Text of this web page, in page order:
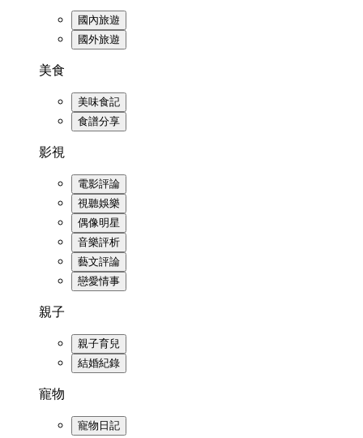
國內旅遊
國外旅遊
美食
美味食記
食譜分享
影視
電影評論
視聽娛樂
偶像明星
音樂評析
藝文評論
戀愛情事
親子
親子育兒
結婚紀錄
寵物
寵物日記